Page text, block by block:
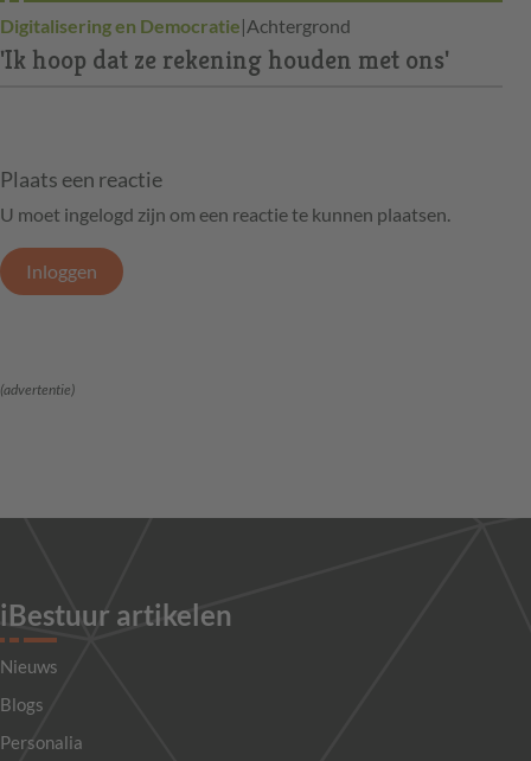
Digitalisering en Democratie|Achtergrond
'Ik hoop dat ze rekening houden met ons'
Plaats een reactie
U moet ingelogd zijn om een reactie te kunnen plaatsen.
Inloggen
(advertentie)
iBestuur artikelen
Nieuws
Blogs
Personalia